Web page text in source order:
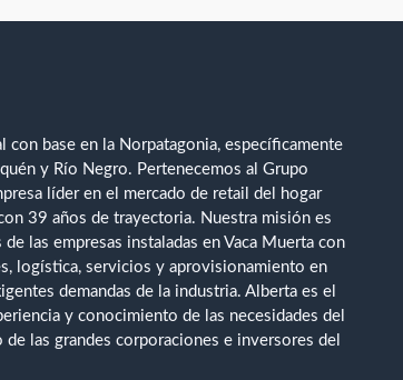
con base en la Norpatagonia, específicamente
y Río Negro. Pertenecemos al Grupo
líder en el mercado de retail del hogar
39 años de trayectoria. Nuestra misión es
las empresas instaladas en Vaca Muerta con
logística, servicios y aprovisionamiento en
demandas de la industria. Alberta es el
y conocimiento de las necesidades del
las grandes corporaciones e inversores del